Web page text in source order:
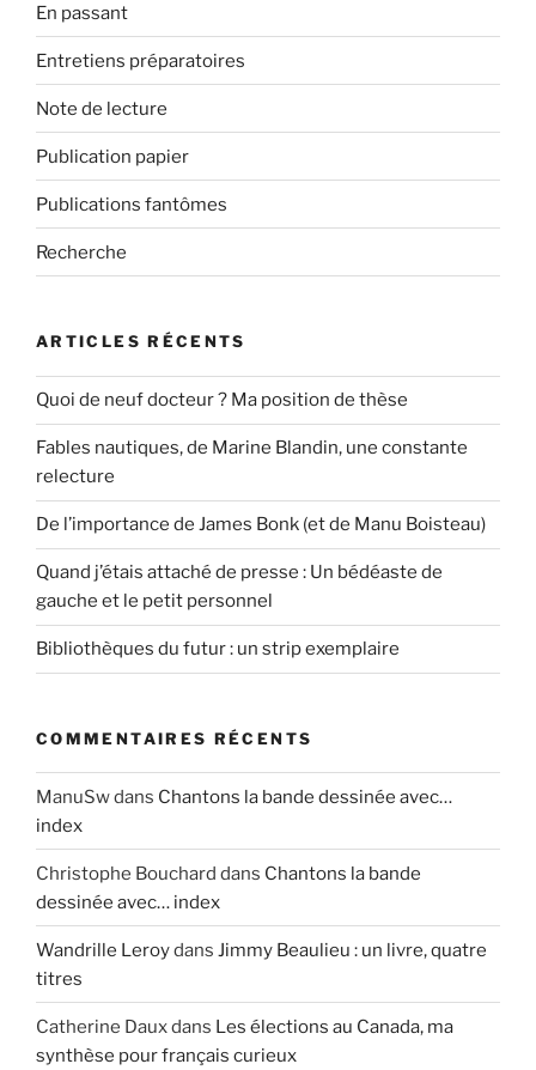
En passant
Entretiens préparatoires
Note de lecture
Publication papier
Publications fantômes
Recherche
ARTICLES RÉCENTS
Quoi de neuf docteur ? Ma position de thèse
Fables nautiques, de Marine Blandin, une constante
relecture
De l’importance de James Bonk (et de Manu Boisteau)
Quand j’étais attaché de presse : Un bédéaste de
gauche et le petit personnel
Bibliothèques du futur : un strip exemplaire
COMMENTAIRES RÉCENTS
ManuSwdans Chantons la bande dessinée avec…
index
Christophe Bouchard dans Chantons la bande
dessinée avec… index
Wandrille Leroydans Jimmy Beaulieu : un livre, quatre
titres
Catherine Dauxdans Les élections au Canada, ma
synthèse pour français curieux